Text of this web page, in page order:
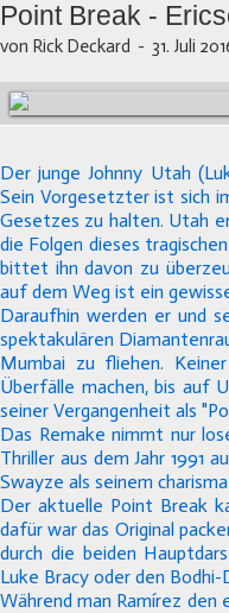
Point Break -
von Rick Deckard - 31. Juli
Der junge Johnny Utah
Sein Vorgesetzter ist sich
Gesetzes zu halten. Utah
die Folgen dieses
bittet ihn davon zu
auf dem Weg ist ein
Daraufhin werden er und
spektakulären
Mumbai zu fliehen.
Überfälle machen, bis auf
seiner Vergangenheit als
Das Remake nimmt nur
Thriller aus dem Jahr 1991
Swayze als seinem
Der aktuelle Point Break
dafür war das Original
durch die beiden
Luke Bracy oder den
Während man Ramírez den